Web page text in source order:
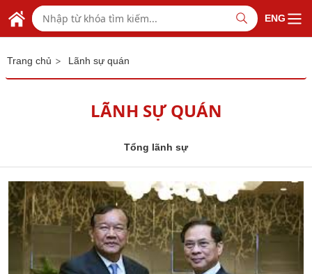
Skip to Main Content
BỘ NGOẠI GIAO VIỆT NAM
MINISTRY OF FOREIGN AFFAIRS
ENG
Trang chủ > Lãnh sự quán
LÃNH SỰ QUÁN
Tổng lãnh sự